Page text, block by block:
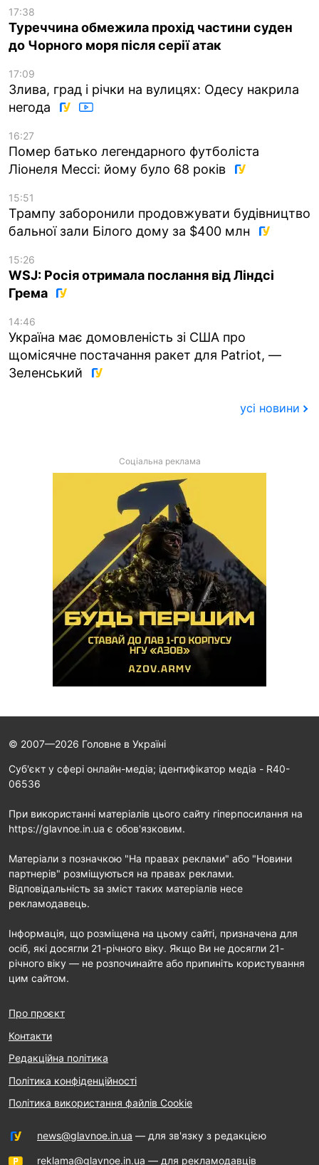
17:38
Туреччина обмежила прохід частини суден
до Чорного моря після серії атак
17:09
Злива, град і річки на вулицях: Одесу накрила
негода
16:27
Помер батько легендарного футболіста
Ліонеля Мессі: йому було 68 років
15:51
Трампу заборонили продовжувати будівництво
бальної зали Білого дому за $400 млн
15:26
WSJ: Росія отримала послання від Ліндсі
Грема
14:46
Україна має домовленість зі США про
щомісячне постачання ракет для Patriot, —
Зеленський
усі новини
Соціальна реклама
© 2007—2026 Головне в Україні
Cуб'єкт у сфері онлайн-медіа; ідентифікатор медіа - R40-
06536
При використанні матеріалів цього сайту гіперпосилання на
https://glavnoe.in.ua є обов'язковим.
Матеріали з позначкою "На правах реклами" або "Новини
партнерів" розміщуються на правах реклами.
Відповідальність за зміст таких матеріалів несе
рекламодавець.
Інформація, що розміщена на цьому сайті, призначена для
осіб, які досягли 21-річного віку. Якщо Ви не досягли 21-
річного віку — не розпочинайте або припиніть користування
цим сайтом.
Про проєкт
Контакти
Редакційна політика
Політика конфіденційності
Політика використання файлів Cookie
news@glavnoe.in.ua — для зв'язку з редакцією
reklama@glavnoe.in.ua — для рекламодавців